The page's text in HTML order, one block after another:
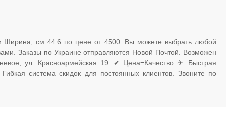
Ширина, см 44.6 по цене от 4500. Вы можете выбрать любой
Заказы по Украине отправляются Новой Почтой. Возможен
ул. Красноармейская 19. ✔ Цена=Качество ✈ Быстрая
система скидок для постоянных клиентов. Звоните по